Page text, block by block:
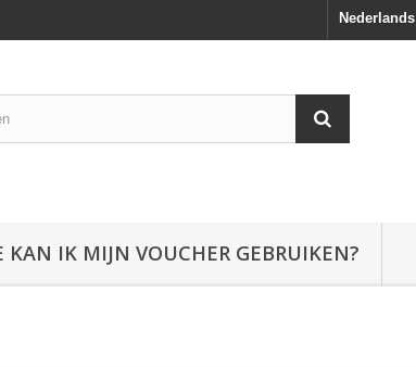
Nederlands
KAN IK MIJN VOUCHER GEBRUIKEN?